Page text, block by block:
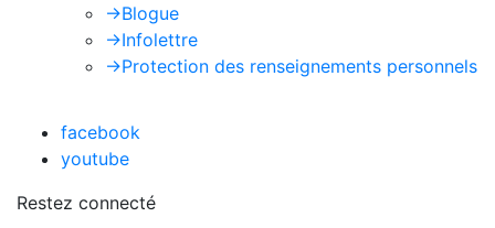
->Blogue
->Infolettre
->Protection des renseignements personnels
facebook
youtube
Restez connecté